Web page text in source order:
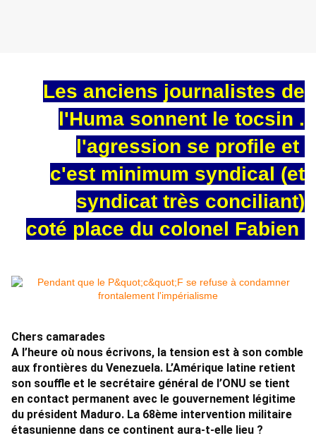
Les anciens journalistes de
l'Huma sonnent le tocsin .
l'agression se profile et
c'est minimum syndical (et
syndicat très conciliant)
coté place du colonel Fabien
Chers camarades
A l’heure où nous écrivons, la tension est à son comble
aux frontières du Venezuela. L’Amérique latine retient
son souffle et le secrétaire général de l’ONU se tient
en contact permanent avec le gouvernement légitime
du président Maduro. La 68ème intervention militaire
étasunienne dans ce continent aura-t-elle lieu ?